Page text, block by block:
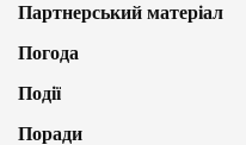
Партнерський матеріал
Погода
Події
Поради